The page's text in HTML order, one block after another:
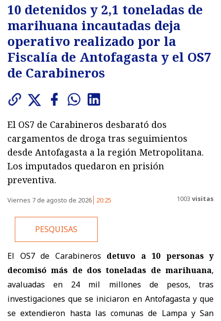
10 detenidos y 2,1 toneladas de
marihuana incautadas deja
operativo realizado por la
Fiscalía de Antofagasta y el OS7
de Carabineros
El OS7 de Carabineros desbarató dos
cargamentos de droga tras seguimientos
desde Antofagasta a la región Metropolitana.
Los imputados quedaron en prisión
preventiva.
Viernes 7 de agosto de 2026 20:25 1003 visitas
PESQUISAS
El OS7 de Carabineros detuvo a 10 personas y
decomisó más de dos toneladas de marihuana,
avaluadas en 24 mil millones de pesos, tras
investigaciones que se iniciaron en Antofagasta y que
se extendieron hasta las comunas de Lampa y San